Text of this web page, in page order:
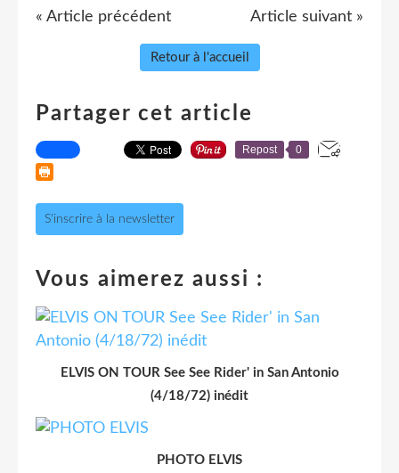
« Article précédent Article suivant »
Retour à l'accueil
Partager cet article
Repost 0
S'inscrire à la newsletter
Vous aimerez aussi :
ELVIS ON TOUR See See Rider' in San Antonio
(4/18/72) inédit
PHOTO ELVIS